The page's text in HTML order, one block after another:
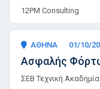
12PM Consulting
ΑΘΗΝΑ 01/10/
Ασφαλής
ΣΕΒ Τεχνική Ακαδημία